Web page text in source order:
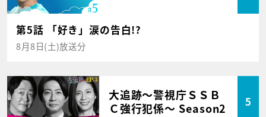
第5話 「好き」涙の告白!?
8月8日(土)放送分
大追跡～警視庁ＳＳＢ
Ｃ強行犯係～ Season2
5